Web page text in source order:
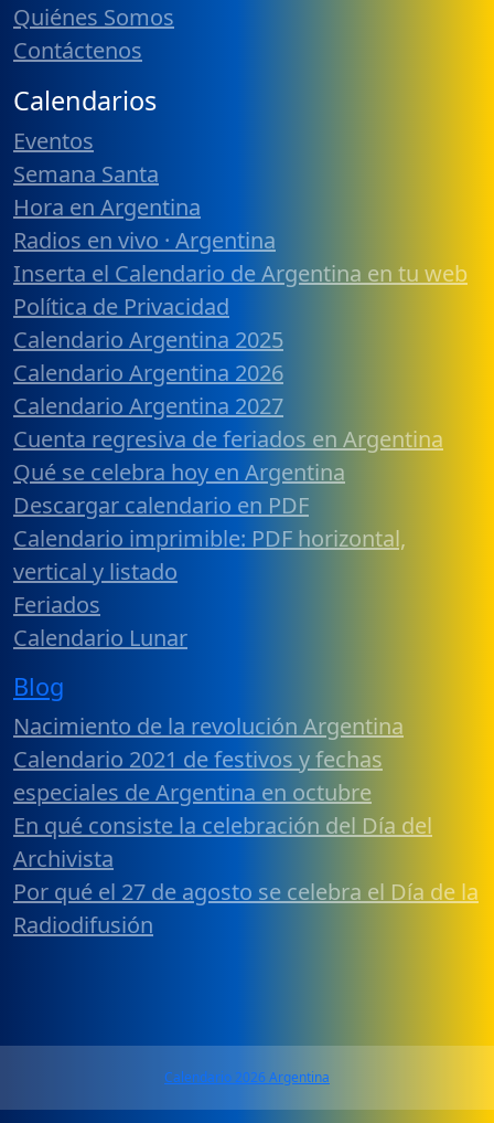
Quiénes Somos
Contáctenos
Calendarios
Eventos
Semana Santa
Hora en Argentina
Radios en vivo · Argentina
Inserta el Calendario de Argentina en tu web
Política de Privacidad
Calendario Argentina 2025
Calendario Argentina 2026
Calendario Argentina 2027
Cuenta regresiva de feriados en Argentina
Qué se celebra hoy en Argentina
Descargar calendario en PDF
Calendario imprimible: PDF horizontal,
vertical y listado
Feriados
Calendario Lunar
Blog
Nacimiento de la revolución Argentina
Calendario 2021 de festivos y fechas
especiales de Argentina en octubre
En qué consiste la celebración del Día del
Archivista
Por qué el 27 de agosto se celebra el Día de la
Radiodifusión
Calendario 2026 Argentina